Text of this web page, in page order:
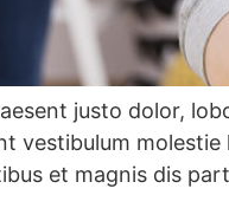
justo dolor,
vestibulum
et magnis dis